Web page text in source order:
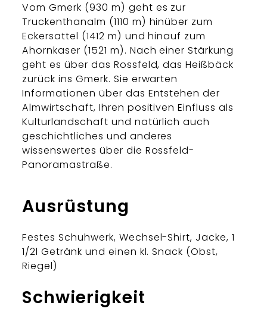
Vom Gmerk (930 m) geht es zur
Truckenthanalm (1110 m) hinüber zum
Eckersattel (1412 m) und hinauf zum
Ahornkaser (1521 m). Nach einer Stärkung
geht es über das Rossfeld, das Heißbäck
zurück ins Gmerk. Sie erwarten
Informationen über das Entstehen der
Almwirtschaft, Ihren positiven Einfluss als
Kulturlandschaft und natürlich auch
geschichtliches und anderes
wissenswertes über die Rossfeld-
Panoramastraße.
Ausrüstung
Festes Schuhwerk, Wechsel-Shirt, Jacke, 1
1/2l Getränk und einen kl. Snack (Obst,
Riegel)
Schwierigkeit